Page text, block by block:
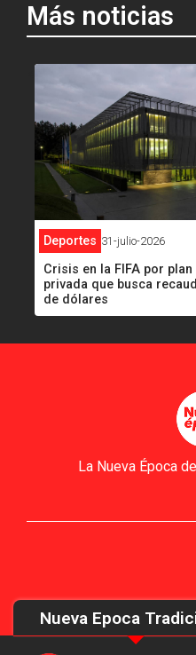
Más noticias
Deportes 31-julio-2026
Crisis en la FIFA por
privada que busca
de dólares
La Nueva Época
Nueva Epoca